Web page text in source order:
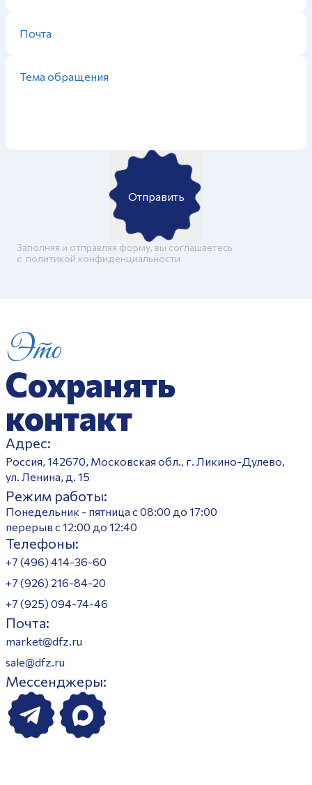
Отправить
Заполняя и отправляя форму, вы соглашаетесь
c политикой конфиденциальности
Это
Сохранять
контакт
Адрес:
Россия, 142670, Московская обл., г. Ликино-Дулево,
ул. Ленина, д. 15
Режим работы:
Понедельник - пятница с 08:00 до 17:00
перерыв с 12:00 до 12:40
Телефоны:
+7 (496) 414-36-60
+7 (926) 216-84-20
+7 (925) 094-74-46
Почта:
market@dfz.ru
sale@dfz.ru
Мессенджеры: